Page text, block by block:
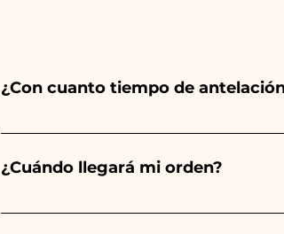
¿Con cuanto tiempo de
Ceramiche Ania crea y pinta
tu evento es antes de los horarios
¿Cuándo llegará mi orden?
Se garantiza la recepción del pedido